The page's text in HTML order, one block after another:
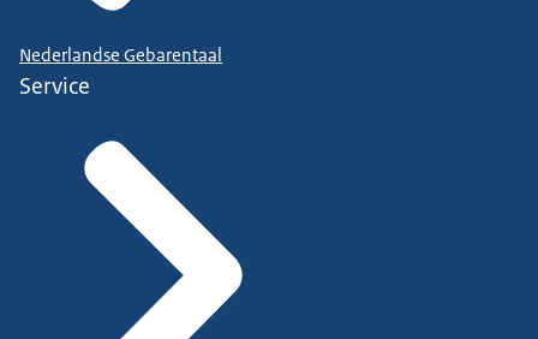
Nederlandse Gebarentaal
Service